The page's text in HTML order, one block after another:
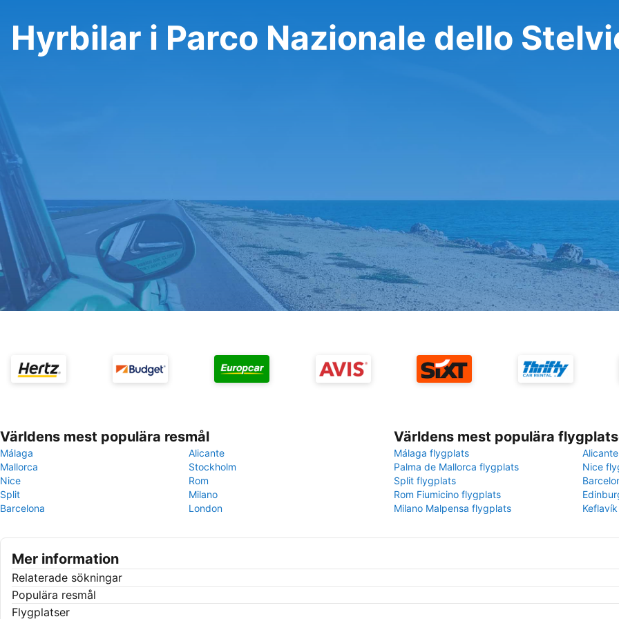
Hyrbilar i Parco Nazionale dello
Världens mest populära resmål
Málaga
Alicante
Mallorca
Stockholm
Nice
Rom
Split
Milano
Barcelona
London
Världens mest populära
Málaga flygplats
Palma de Mallorca flygplats
Nice
Split flygplats
Rom Fiumicino flygplats
Milano Malpensa flygplats
Mer information
Relaterade sökningar
Populära resmål
Flygplatser